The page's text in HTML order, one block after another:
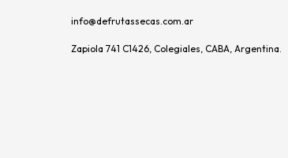
info@defrutassecas.com.ar
Zapiola 741 C1426, Colegiales, CABA, Argentina.